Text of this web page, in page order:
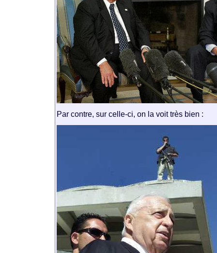
Par contre, sur celle-ci, on la voit très bien :